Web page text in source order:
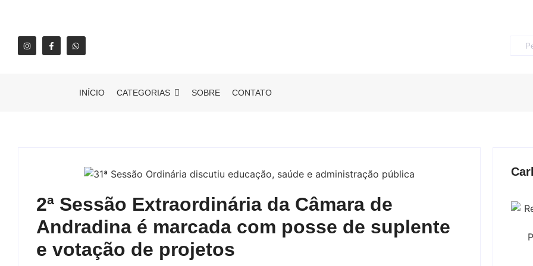
INÍCIO CATEGORIAS SOBRE CONTATO
2ª Sessão Extraordinária da Câmara de
Andradina é marcada com posse de suplente
e votação de projetos